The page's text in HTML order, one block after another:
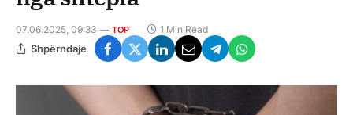
07.06.2025, 09:33 TOP 1 Min Read
Shpërndaje